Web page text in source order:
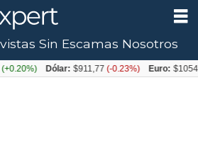
Sin Escamas Nosotros
Dólar: $911,77(-0.23%) Euro: $1054,31